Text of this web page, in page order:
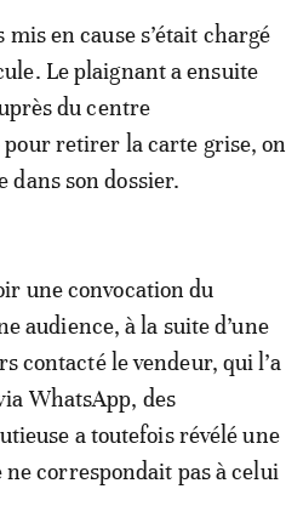
en cause s’était chargé
Le plaignant a ensuite
du centre
pour retirer la carte grise, on
dans son dossier.
une convocation du
audience, à la suite d’une
contacté le vendeur, qui l’a
WhatsApp, des
a toutefois révélé une
correspondait pas à celui